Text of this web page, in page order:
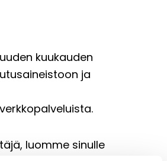
kuukauden
ja
luomme sinulle